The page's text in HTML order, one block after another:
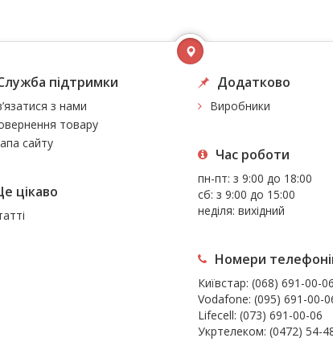
підтримки
з нами
товару
сайту
цiкаво
Додатково
Виробники
Час роботи
пн-пт: з 9:00 до 18:00
сб: з 9:00 до 15:00
неділя: вихідний
Номери
Київстар: (068) 691-00-06
Vodafone: (095) 691-00-
Lifecell: (073) 691-00-06
Укртелеком: (0472) 54-